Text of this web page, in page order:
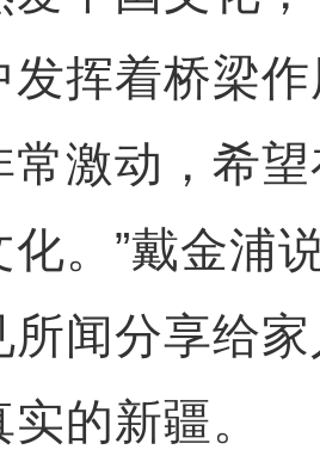
发挥着桥梁
常激动，希
化。”戴金浦
所闻分享给
的新疆。